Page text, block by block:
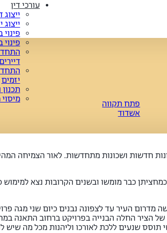
פתח תקווה
אשדוד
עורכי דין
ייצוג
ייצוג
פינוי
פינוי
יזמים
תכנון
חדשות ושכונות מתחדשות. לאור הצמיחה
מדרום העיר עד לצפונה נבנים כיום שני מגה
הציר החלה הבנייה בפרויקט ברחוב התאנה
תוסס שנעים ללכת לאורכו וליהנות מכל מה שיש